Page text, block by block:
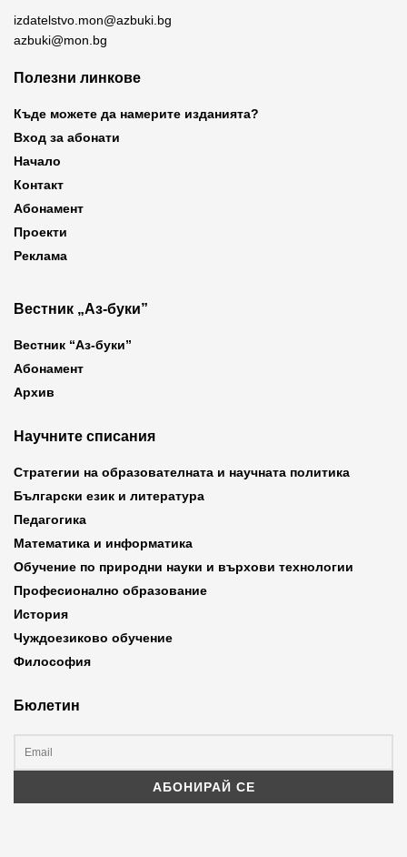
izdatelstvo.mon@azbuki.bg
azbuki@mon.bg
Полезни линкове
Къде можете да намерите изданията?
Вход за абонати
Начало
Контакт
Абонамент
Проекти
Реклама
Вестник „Аз-буки”
Вестник “Аз-буки”
Абонамент
Архив
Научните списания
Стратегии на образователната и научната политика
Български език и литература
Педагогика
Математика и информатика
Обучение по природни науки и върхови технологии
Професионално образование
История
Чуждоезиково обучение
Философия
Бюлетин